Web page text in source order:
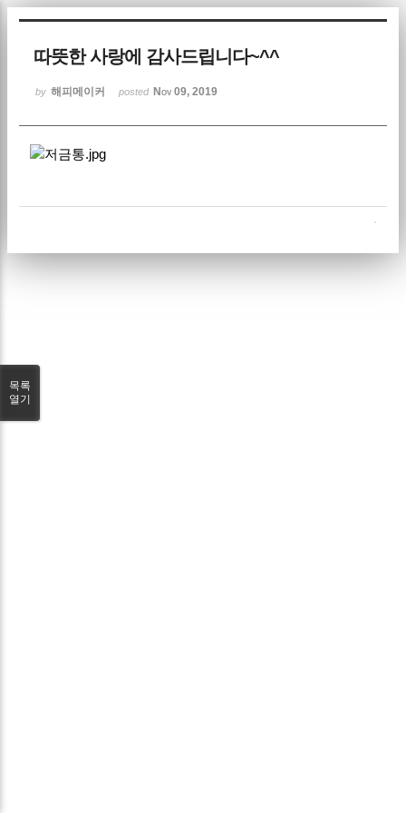
따뜻한 사랑에 감사드립니다~^^
by 해피메이커 posted Nov 09, 2019
목록
열기
Sketchbook5, 스케치북5
Sketchbook5, 스케치북5